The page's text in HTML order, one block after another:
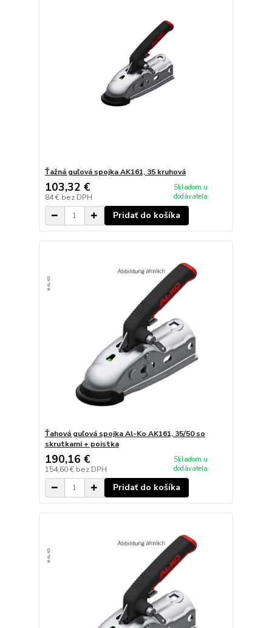
Ťažná guľová spojka AK161, 35 kruhová
103,32 €
84 € bez DPH
Skladom u
dodávateľa
Pridať do košíka
Ťahová guľová spojka Al-Ko AK161, 35/50 so
skrutkami + poistka
190,16 €
154,60 € bez DPH
Skladom u
dodávateľa
Pridať do košíka